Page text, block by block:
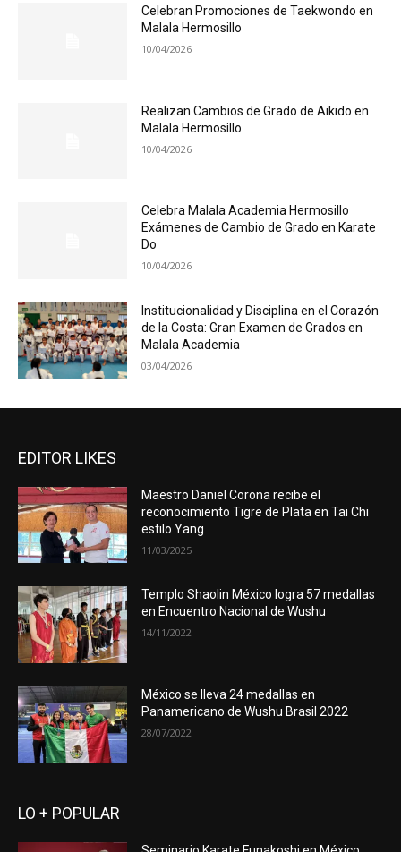
Celebran Promociones de Taekwondo en
Malala Hermosillo
10/04/2026
Realizan Cambios de Grado de Aikido en
Malala Hermosillo
10/04/2026
Celebra Malala Academia Hermosillo
Exámenes de Cambio de Grado en Karate
Do
10/04/2026
Institucionalidad y Disciplina en el Corazón
de la Costa: Gran Examen de Grados en
Malala Academia
03/04/2026
EDITOR LIKES
Maestro Daniel Corona recibe el
reconocimiento Tigre de Plata en Tai Chi
estilo Yang
11/03/2025
Templo Shaolin México logra 57 medallas
en Encuentro Nacional de Wushu
14/11/2022
México se lleva 24 medallas en
Panamericano de Wushu Brasil 2022
28/07/2022
LO + POPULAR